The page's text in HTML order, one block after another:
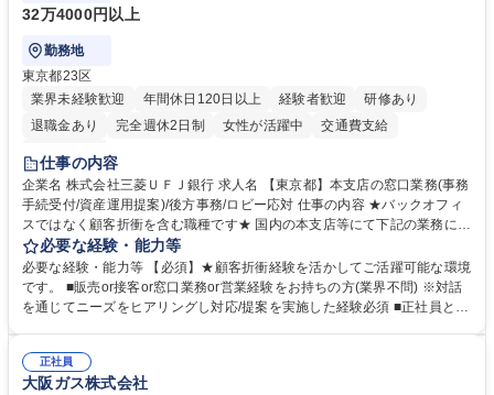
32万4000円以上
勤務地
東京都23区
業界未経験歓迎
年間休日120日以上 経験者歓迎
研修あり
退職金あり
完全週休2日制 女性が活躍中
交通費支給
土日祝休み
仕事の内容
企業名 株式会社三菱ＵＦＪ銀行 求人名 【東京都】本支店の窓口業務(事務
手続受付/資産運用提案)/後方事務/ロビー応対 仕事の内容 ★バックオフィ
スではなく顧客折衝を含む職種です★ 国内の本支店等にて下記の業務に従
事していただきます。 ■窓口/後方/ロビーにて事務手続等の受付・オペレ
ーション、お客様対応 ■窓口にて、ご来店された個人のお客様に対して金
融商品のご提案 ■効率的な事務運用の検討・構築等 ≪業務紹介：ご応募前
に必ずご覧ください≫ ※記事 https://www.mysite.bk.mufg.jp/career/circle/
必要な経験・能力等
必要な経験・能力等 【必須】★顧客折衝経験を活かしてご活躍可能な環境
です。 ■販売or接客or窓口業務or営業経験をお持ちの方(業界不問) ※対話
を通じてニーズをヒアリングし対応/提案を実施した経験必須 ■正社員とし
るので安心して入行いただけます。 幅広いキャリアの選択肢があり、公募
や社内副業等を活用し、 一人ひとりが挑戦できるカルチャーが浸透してい
正社員
大阪ガス株式会社